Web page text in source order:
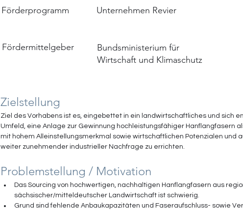
Förderprogramm
Unternehmen Revier
Fördermittelgeber
Bundsministerium für
Wirtschaft und Klimaschutz
Zielstellung
Ziel des Vorhabens ist es, eingebettet in ein landwirtschaftliches und sich
Umfeld, eine Anlage zur Gewinnung hochleistungsfähiger Hanflangfasern
mit hohem Alleinstellungsmerkmal sowie wirtschaftlichen Potenzialen und
weiter zunehmender industrieller Nachfrage zu errichten.
Problemstellung / Motivation
Das Sourcing von hochwertigen, nachhaltigen Hanflangfasern aus
sächsischer/mitteldeutscher Landwirtschaft ist schwierig.
Grund sind fehlende Anbaukapazitäten und Faseraufschluss- sowie